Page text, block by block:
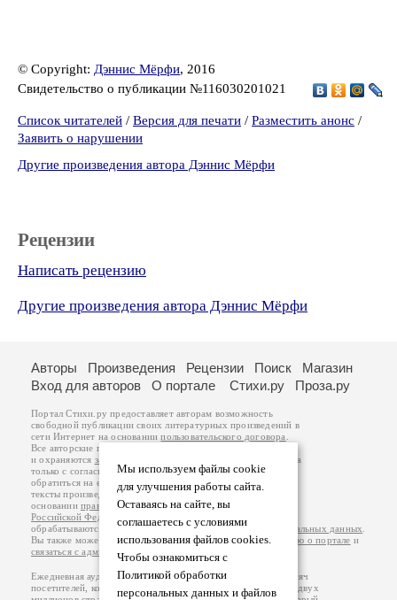
© Copyright: Дэннис Мёрфи, 2016
Свидетельство о публикации №116030201021
Список читателей / Версия для печати / Разместить анонс /
Заявить о нарушении
Другие произведения автора Дэннис Мёрфи
Рецензии
Написать рецензию
Другие произведения автора Дэннис Мёрфи
Мы используем файлы cookie
для улучшения работы сайта.
Оставаясь на сайте, вы
соглашаетесь с условиями
использования файлов cookies.
Чтобы ознакомиться с
Политикой обработки
персональных данных и файлов
Авторы Произведения Рецензии Поиск
Магазин
Вход для авторов
О портале Стихи.ру Проза.ру
Портал Стихи.ру предоставляет авторам возможность
свободной публикации своих литературных произведений в
сети Интернет на основаниипользовательского договора
Все авторские права на произведения принадлежат авторам
и охраняются законом
. Перепечатка произведений возможна
только с согласия его автора, к которому вы можете
обратиться на его авторской странице. Ответственность за
тексты произведений авторы несут самостоятельно на
основанииправил публикацииизаконодательства
Российской Федерации
обрабатываются на основанииПолитики обработки персональных данных
Вы также можете посмотреть более подробнуюинформацию о портале и
связаться с администрацией
Ежедневная аудитория портала Стихи.ру – порядка 200 тысяч
посетителей, которые в общей сумме просматривают более двух